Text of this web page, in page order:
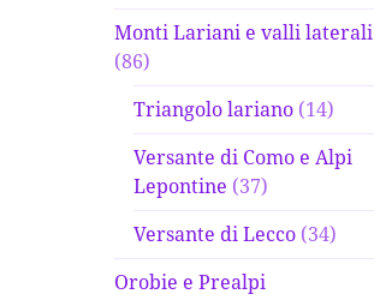
Monti Lariani e valli laterali
(86)
Triangolo lariano (14)
Versante di Como e Alpi
Lepontine (37)
Versante di Lecco (34)
Orobie e Prealpi